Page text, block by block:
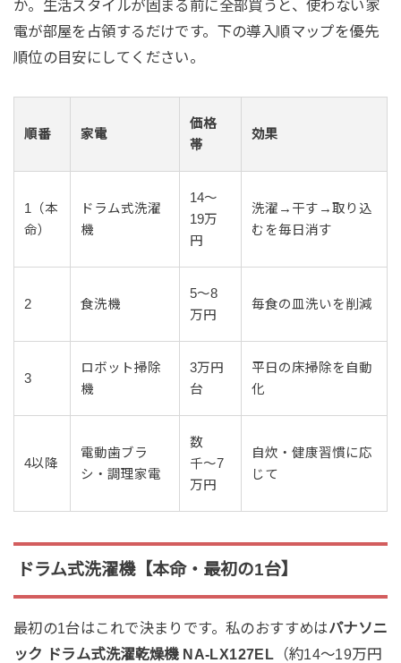
か。生活スタイルが固まる前に全部買うと、使わない家
電が部屋を占領するだけです。下の導入順マップを優先
順位の目安にしてください。
順番 家電
価格
帯
効果
1（本
命）
ドラム式洗濯
機
14〜
19万
円
洗濯→干す→取り込
むを毎日消す
2 食洗機
5〜8
万円
毎食の皿洗いを削減
3
ロボット掃除
機
3万円
台
平日の床掃除を自動
化
4以降
電動歯ブラ
シ・調理家電
数
千〜7
万円
自炊・健康習慣に応
じて
ドラム式洗濯機【本命・最初の1台】
最初の1台はこれで決まりです。私のおすすめはパナソニ
ック ドラム式洗濯乾燥機 NA-LX127EL
（約14〜19万円